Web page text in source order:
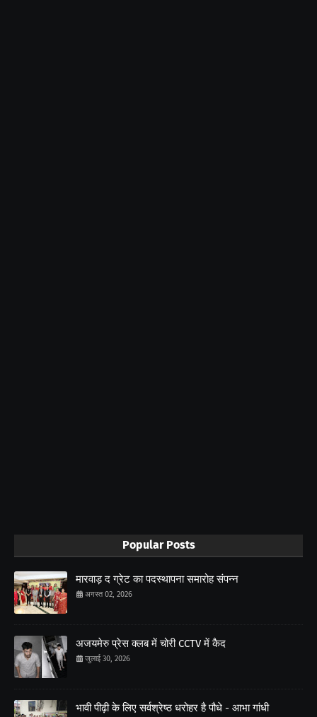
Popular Posts
मारवाड़ द ग्रेट का पदस्थापना समारोह संपन्न
अगस्त 02, 2026
अजयमेरु प्रेस क्लब में चोरी CCTV में कैद
जुलाई 30, 2026
भावी पीढ़ी के लिए सर्वश्रेष्ठ धरोहर है पौधे - आभा गांधी